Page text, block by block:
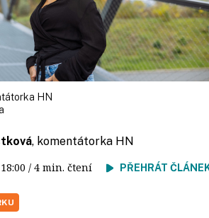
HN
, komentátorka HN
18:00 / 4 min. čtení PŘEHRÁT